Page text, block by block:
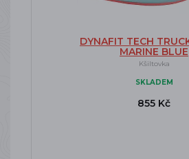
DYNAFIT TECH
MARINE BLUE
Kšiltovka
SKLADEM
855 Kč